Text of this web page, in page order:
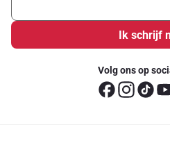
Ik schrijf
Volg ons op